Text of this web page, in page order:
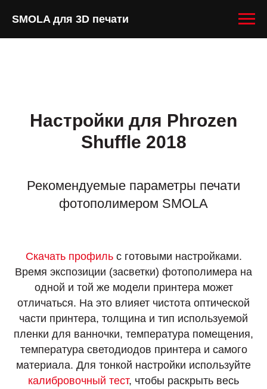
SMOLA для 3D печати
Настройки для Phrozen
Shuffle 2018
Рекомендуемые параметры печати
фотополимером SMOLA
Скачать профильс готовыми настройками.
Время экспозиции (засветки) фотополимера на
одной и той же модели принтера может
отличаться. На это влияет чистота оптической
части принтера, толщина и тип используемой
пленки для ванночки, температура помещения,
температура светодиодов принтера и самого
материала. Для тонкой настройки используйте
калибровочный тест, чтобы раскрыть весь